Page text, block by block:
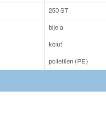
250 ST
bijela
kolut
polietilen (PE)